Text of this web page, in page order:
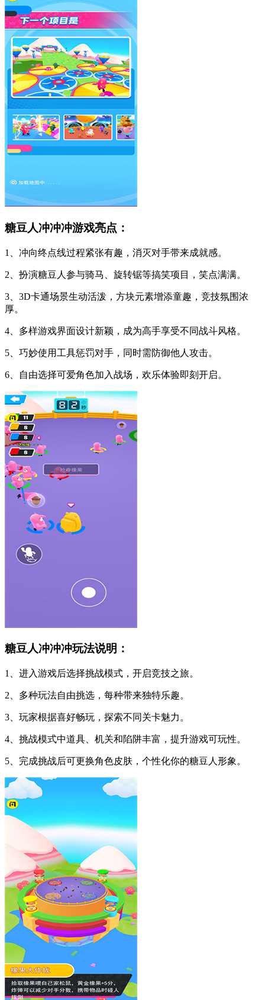
糖豆人冲冲冲游戏亮点：
1、冲向终点线过程紧张有趣，消灭对手带来成就感。
2、扮演糖豆人参与骑马、旋转锯等搞笑项目，笑点满满。
3、3D卡通场景生动活泼，方块元素增添童趣，竞技氛围浓
厚。
4、多样游戏界面设计新颖，成为高手享受不同战斗风格。
5、巧妙使用工具惩罚对手，同时需防御他人攻击。
6、自由选择可爱角色加入战场，欢乐体验即刻开启。
糖豆人冲冲冲玩法说明：
1、进入游戏后选择挑战模式，开启竞技之旅。
2、多种玩法自由挑选，每种带来独特乐趣。
3、玩家根据喜好畅玩，探索不同关卡魅力。
4、挑战模式中道具、机关和陷阱丰富，提升游戏可玩性。
5、完成挑战后可更换角色皮肤，个性化你的糖豆人形象。